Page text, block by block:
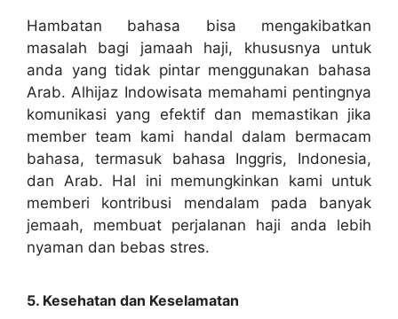
Hambatan bahasa bisa mengakibatkan
masalah bagi jamaah haji, khususnya untuk
anda yang tidak pintar menggunakan bahasa
Arab. Alhijaz Indowisata memahami pentingnya
komunikasi yang efektif dan memastikan jika
member team kami handal dalam bermacam
bahasa, termasuk bahasa Inggris, Indonesia,
dan Arab. Hal ini memungkinkan kami untuk
memberi kontribusi mendalam pada banyak
jemaah, membuat perjalanan haji anda lebih
nyaman dan bebas stres.
5. Kesehatan dan Keselamatan